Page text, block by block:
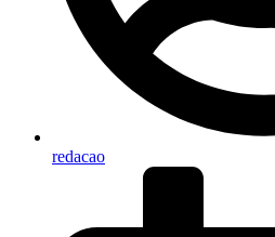
redacao